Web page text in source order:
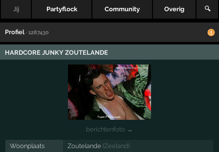
Jij Partyflock Community Overig 🔍
Profiel · 1287430
HARDCORE JUNKY ZOUTELANDE
berichtenfoto →
Woonplaats Zoutelande (Zeeland)